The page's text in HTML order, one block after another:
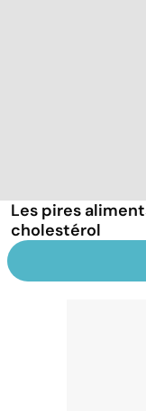
Les pires
cholestérol